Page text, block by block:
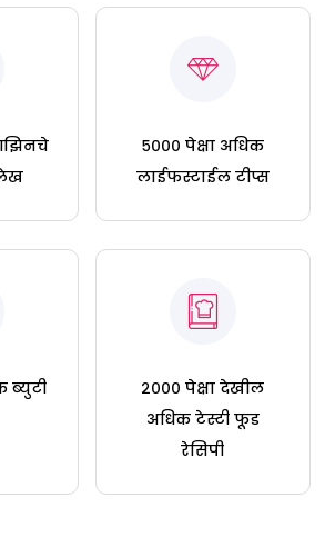
५००० पेक्षा अधिक
लाईफस्टाईल टीप्स
ब्युटी
२००० पेक्षा देखील
अधिक टेस्टी फूड
रेसिपी